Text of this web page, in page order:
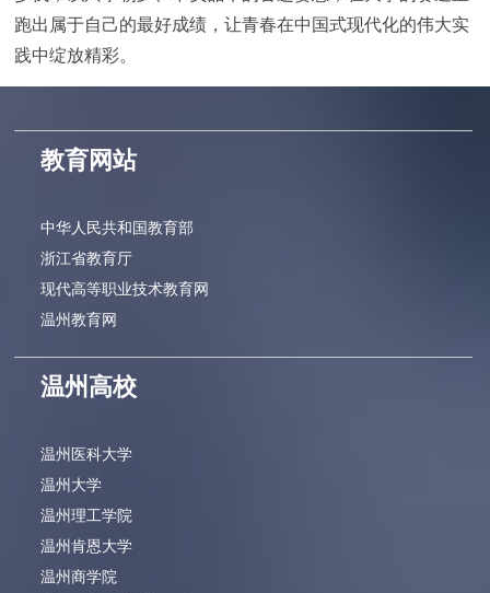
跑出属于自己的最好成绩，让青春在中国式现代化的伟大实
践中绽放精彩。
教育网站
中华人民共和国教育部
浙江省教育厅
现代高等职业技术教育网
温州教育网
温州高校
温州医科大学
温州大学
温州理工学院
温州肯恩大学
温州商学院